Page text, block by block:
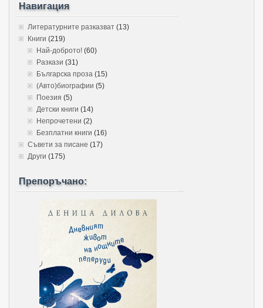
Навигация
Литературните разказват (13)
Книги (219)
Най-доброто! (60)
Разкази (31)
Българска проза (15)
(Авто)биографии (5)
Поезия (5)
Детски книги (14)
Непрочетени (2)
Безплатни книги (16)
Съвети за писане (17)
Други (175)
Препоръчано: